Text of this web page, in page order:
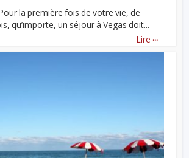
la première fois de votre vie, de
qu’importe, un séjour à Vegas doit...
Lire ...